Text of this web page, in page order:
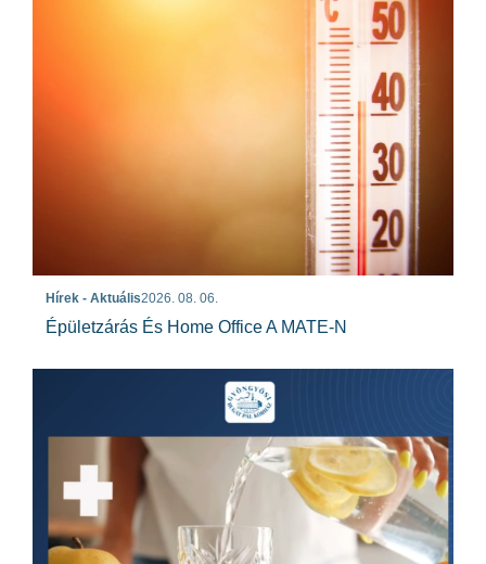
Hírek - Aktuális2026. 08. 06.
Épületzárás És Home Office A MATE-N